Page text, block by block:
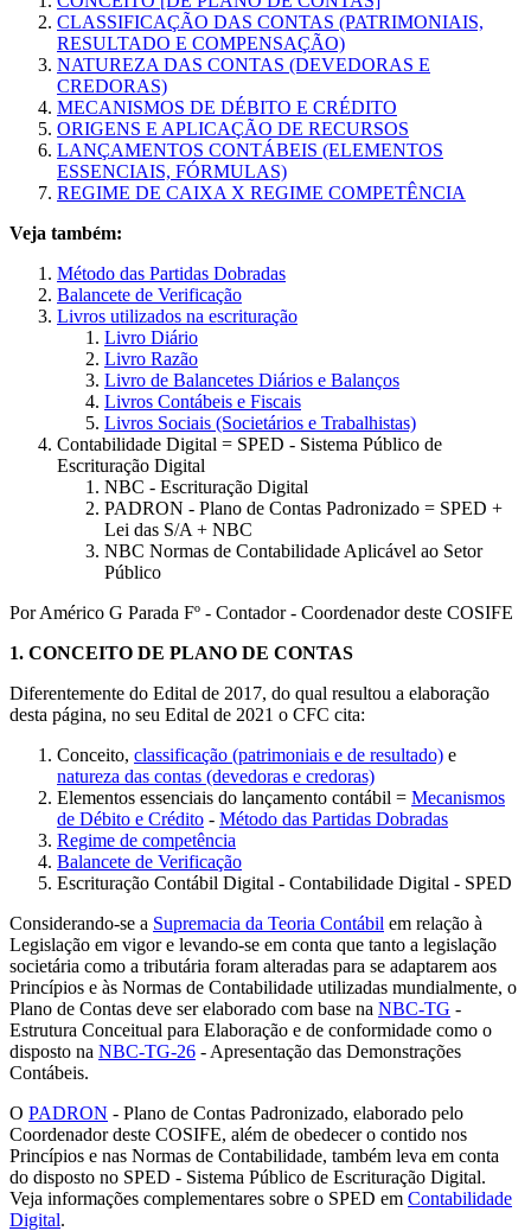
CLASSIFICAÇÃO DAS CONTAS (PATRIMONIAIS,
RESULTADO E COMPENSAÇÃO)
NATUREZA DAS CONTAS (DEVEDORAS E
CREDORAS)
MECANISMOS DE DÉBITO E CRÉDITO
ORIGENS E APLICAÇÃO DE RECURSOS
LANÇAMENTOS CONTÁBEIS (ELEMENTOS
ESSENCIAIS, FÓRMULAS)
REGIME DE CAIXA X REGIME COMPETÊNCIA
Veja também:
Método das Partidas Dobradas
Balancete de Verificação
Livros utilizados na escrituração
Livro Diário
Livro Razão
Livro de Balancetes Diários e Balanços
Livros Contábeis e Fiscais
Livros Sociais (Societários e Trabalhistas)
Contabilidade Digital = SPED - Sistema Público de
Escrituração Digital
NBC - Escrituração Digital
PADRON - Plano de Contas Padronizado = SPED +
Lei das S/A + NBC
NBC Normas de Contabilidade Aplicável ao Setor
Público
Por Américo G Parada Fº - Contador - Coordenador deste COSIFE
1. CONCEITO DE PLANO DE CONTAS
Diferentemente do Edital de 2017, do qual resultou a elaboração
desta página, no seu Edital de 2021 o CFC cita:
Conceito, classificação (patrimoniais e de resultado) e
natureza das contas (devedoras e credoras)
Elementos essenciais do lançamento contábil = Mecanismos
de Débito e Crédito - Método das Partidas Dobradas
Regime de competência
Balancete de Verificação
Escrituração Contábil Digital - Contabilidade Digital - SPED
Considerando-se a Supremacia da Teoria Contábil em relação à
Legislação em vigor e levando-se em conta que tanto a legislação
societária como a tributária foram alteradas para se adaptarem aos
Princípios e às Normas de Contabilidade utilizadas mundialmente, o
Plano de Contas deve ser elaborado com base na NBC-TG -
Estrutura Conceitual para Elaboração e de conformidade como o
disposto na NBC-TG-26 - Apresentação das Demonstrações
Contábeis.
O PADRON - Plano de Contas Padronizado, elaborado pelo
Coordenador deste COSIFE, além de obedecer o contido nos
Princípios e nas Normas de Contabilidade, também leva em conta
do disposto no SPED - Sistema Público de Escrituração Digital.
Veja informações complementares sobre o SPED em Contabilidade
Digital.